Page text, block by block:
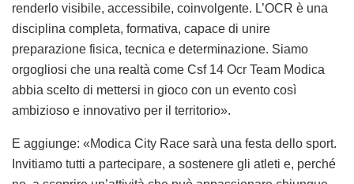
renderlo visibile, accessibile, coinvolgente. L’OCR è una
disciplina completa, formativa, capace di unire
preparazione fisica, tecnica e determinazione. Siamo
orgogliosi che una realtà come Csf 14 Ocr Team Modica
abbia scelto di mettersi in gioco con un evento così
ambizioso e innovativo per il territorio».
E aggiunge: «Modica City Race sarà una festa dello sport.
Invitiamo tutti a partecipare, a sostenere gli atleti e, perché